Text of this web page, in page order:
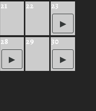
21 22 23
28 29 30